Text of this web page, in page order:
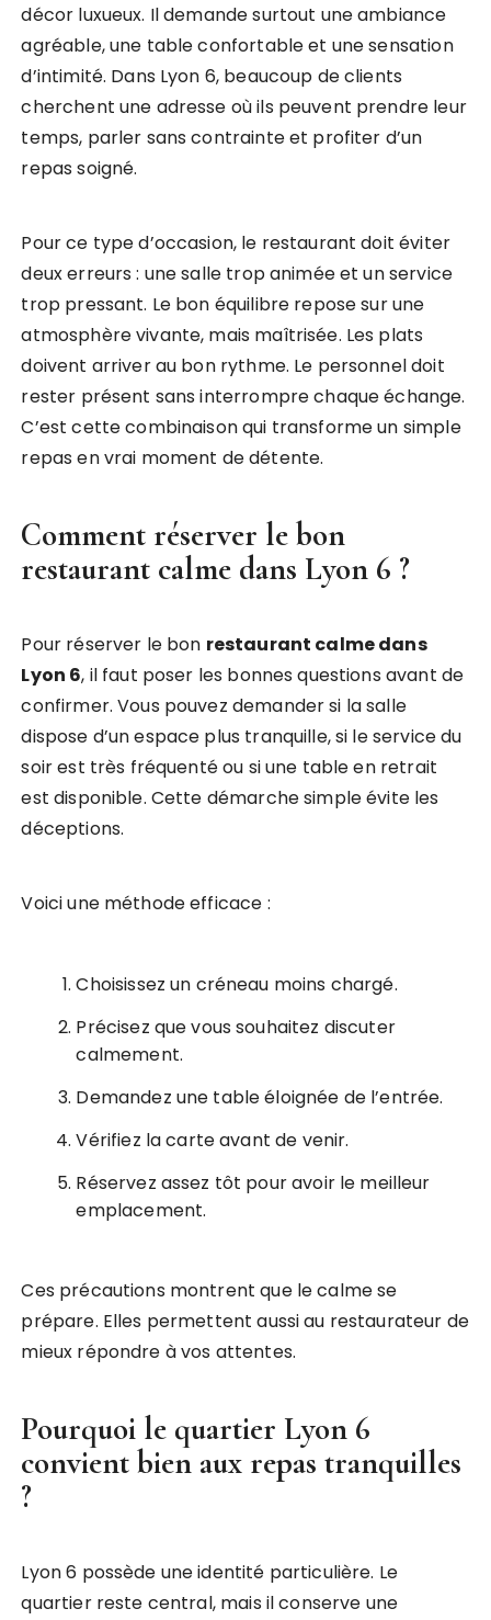
décor luxueux. Il demande surtout une ambiance
agréable, une table confortable et une sensation
d’intimité. Dans Lyon 6, beaucoup de clients
cherchent une adresse où ils peuvent prendre leur
temps, parler sans contrainte et profiter d’un
repas soigné.
Pour ce type d’occasion, le restaurant doit éviter
deux erreurs : une salle trop animée et un service
trop pressant. Le bon équilibre repose sur une
atmosphère vivante, mais maîtrisée. Les plats
doivent arriver au bon rythme. Le personnel doit
rester présent sans interrompre chaque échange.
C’est cette combinaison qui transforme un simple
repas en vrai moment de détente.
Comment réserver le bon
restaurant calme dans Lyon 6 ?
Pour réserver le bon restaurant calme dans
Lyon 6, il faut poser les bonnes questions avant de
confirmer. Vous pouvez demander si la salle
dispose d’un espace plus tranquille, si le service du
soir est très fréquenté ou si une table en retrait
est disponible. Cette démarche simple évite les
déceptions.
Voici une méthode efficace :
Choisissez un créneau moins chargé.
Précisez que vous souhaitez discuter
calmement.
Demandez une table éloignée de l’entrée.
Vérifiez la carte avant de venir.
Réservez assez tôt pour avoir le meilleur
emplacement.
Ces précautions montrent que le calme se
prépare. Elles permettent aussi au restaurateur de
mieux répondre à vos attentes.
Pourquoi le quartier Lyon 6
convient bien aux repas tranquilles
?
Lyon 6 possède une identité particulière. Le
quartier reste central, mais il conserve une